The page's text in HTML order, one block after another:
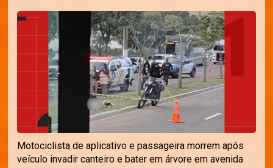
Motociclista de aplicativo e passageira morrem após
veículo invadir canteiro e bater em árvore em avenida